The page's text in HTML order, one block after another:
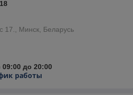
17., Минск, Беларусь
09:00 до 20:00
работы